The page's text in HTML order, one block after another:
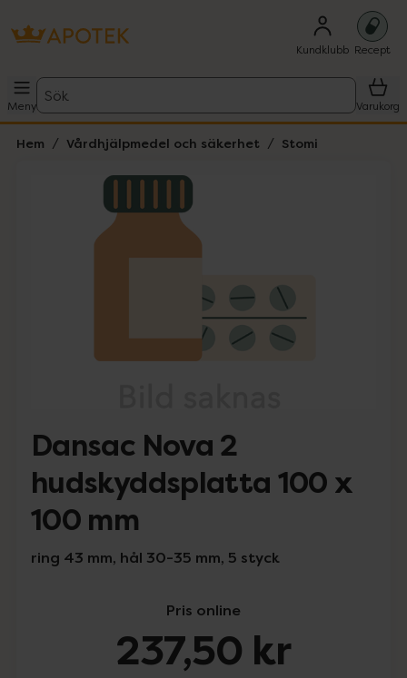
Kundklubb Recept
Meny
Sök
Varukorg
Hem Vårdhjälpmedel och säkerhet Stomi
Lista: . Innehåller 1 objekt.
Dansac Nova 2
hudskyddsplatta 100 x
100 mm
ring 43 mm, hål 30-35 mm, 5 styck
Pris online
237,50 kr